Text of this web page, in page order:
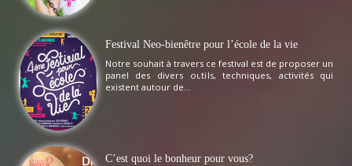
Festival Neo-bienêtre pour l’école de la vie
Notre souhait à travers ce festival est de proposer un
panel des divers outils, techniques, activités qui
existent autour de...
C’est quoi le bonheur pour vous?